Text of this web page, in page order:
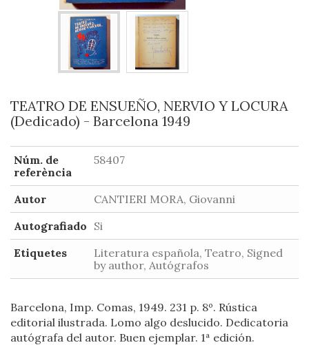
TEATRO DE ENSUEÑO, NERVIO Y LOCURA
(Dedicado) - Barcelona 1949
Núm. de
referència
58407
Autor
CANTIERI MORA, Giovanni
Autografiado Si
Etiquetes
Literatura española, Teatro, Signed
by author, Autógrafos
Barcelona, Imp. Comas, 1949. 231 p. 8º. Rústica
editorial ilustrada. Lomo algo deslucido. Dedicatoria
autógrafa del autor. Buen ejemplar. 1ª edición.